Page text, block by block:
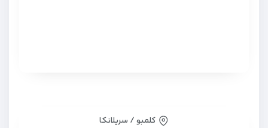
کلمبو / سریلانکا